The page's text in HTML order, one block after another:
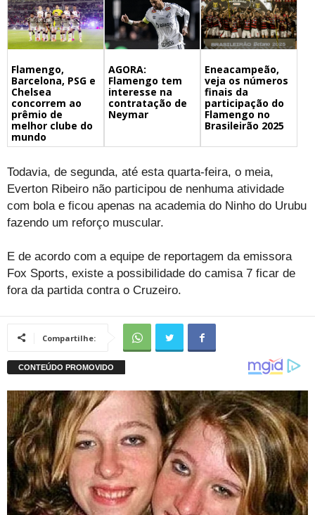
Flamengo,
Barcelona, PSG e
Chelsea
concorrem ao
prêmio de
melhor clube do
mundo
AGORA:
Flamengo tem
interesse na
contratação de
Neymar
Eneacampeão,
veja os números
finais da
participação do
Flamengo no
Brasileirão 2025
Todavia, de segunda, até esta quarta-feira, o meia,
Everton Ribeiro não participou de nenhuma atividade
com bola e ficou apenas na academia do Ninho do Urubu
fazendo um reforço muscular.
E de acordo com a equipe de reportagem da emissora
Fox Sports, existe a possibilidade do camisa 7 ficar de
fora da partida contra o Cruzeiro.
Compartilhe: